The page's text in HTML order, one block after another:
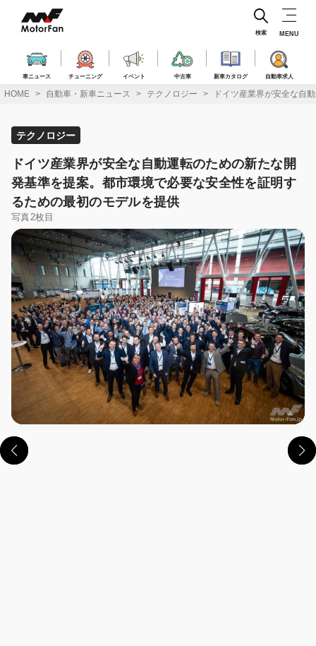
ス
車ニュース チューニング イベント 中古車 新車カタログ 自動車求人
検索 MENU
HOME 自動車・新車ニュース テクノロジー ドイツ産業界が安全な自
テクノロジー
ドイツ産業界が安全な自動運転のための新たな開
発基準を提案。都市環境で必要な安全性を証明す
るための最初のモデルを提供
写真2枚目